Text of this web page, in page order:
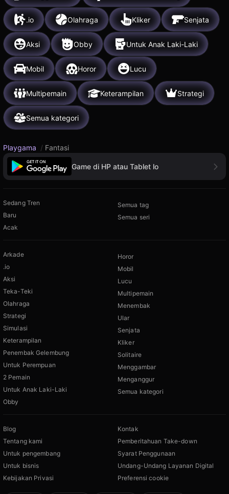
.io Olahraga Kliker Senjata
Aksi Obby Untuk Anak Laki-Laki
Mobil Horor Lucu
Multipemain Keterampilan Strategi
Semua kategori
Playgama / Fantasi
Game di HP atau Tablet lo
Sedang Tren
Baru
Acak
Semua tag
Semua seri
Arkade
.io
Aksi
Teka-Teki
Olahraga
Strategi
Simulasi
Keterampilan
Penembak Gelembung
Untuk Perempuan
2 Pemain
Untuk Anak Laki-Laki
Obby
Horor
Mobil
Lucu
Multipemain
Menembak
Ular
Senjata
Kliker
Solitaire
Menggambar
Menganggur
Semua kategori
Blog
Tentang kami
Untuk pengembang
Untuk bisnis
Kebijakan Privasi
Kontak
Pemberitahuan Take-down
Syarat Penggunaan
Undang-Undang Layanan Digital
Preferensi cookie